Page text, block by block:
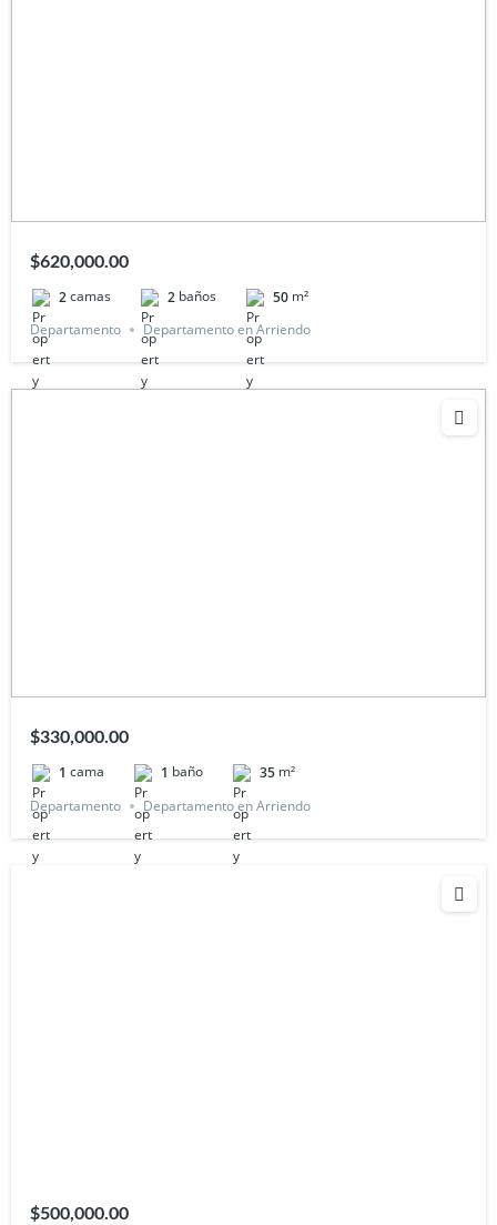
$620,000.00
2camas 2 baños 50 m²
Departamento
Departamento en Arriendo
$330,000.00
1 cama 1 baño 35 m²
Departamento
Departamento en Arriendo
$500,000.00